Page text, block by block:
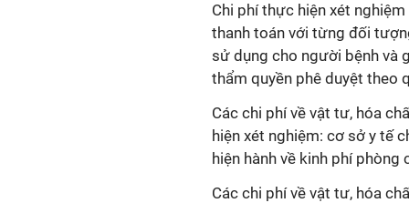
Chi phí thực hiện xét
thanh toán với từng đối
sử dụng cho người bệnh và
thẩm quyền phê duyệt theo
Các chi phí về vật tư, hóa
hiện xét nghiệm: cơ sở y tế
hiện hành về kinh phí phòng
Các chi phí về vật tư, hóa